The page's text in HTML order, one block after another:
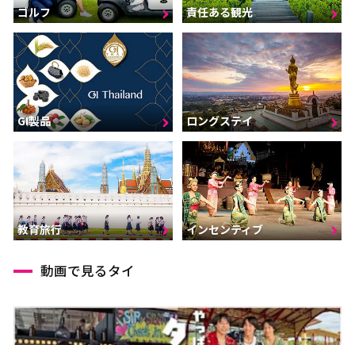
ゴルフ 責任ある観光
GI製品 ロングステイ
教育旅行 インセンティブ
動画で見るタイ